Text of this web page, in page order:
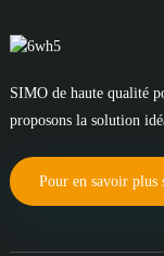
SIMO de haute qualité
proposons la solution
Pour en savoir plus